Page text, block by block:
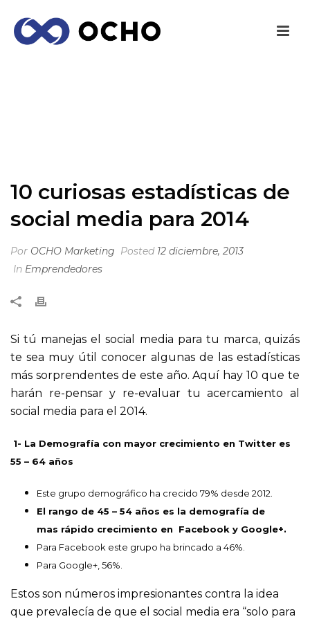
10 curiosas estadísticas de
social media para 2014
Por OCHO Marketing Posted 12 diciembre, 2013
In Emprendedores
Si tú manejas el social media para tu marca, quizás
te sea muy útil conocer algunas de las estadísticas
más sorprendentes de este año. Aquí hay 10 que te
harán re-pensar y re-evaluar tu acercamiento al
social media para el 2014.
1- La Demografía con mayor crecimiento en Twitter es
55 – 64 años
Este grupo demográfico ha crecido 79% desde 2012.
El rango de 45 – 54 años es la demografía de
mas rápido crecimiento en Facebook y Google+.
Para Facebook este grupo ha brincado a 46%.
Para Google+, 56%.
Estos son números impresionantes contra la idea
que prevalecía de que el social media era “solo para